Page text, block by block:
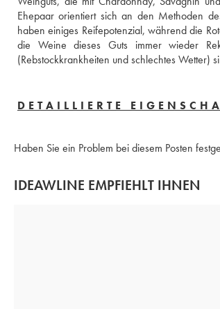
Ehepaar orientiert sich an den Methoden
haben einiges Reifepotenzial, während die
die Weine dieses Guts immer wieder
(Rebstockkrankheiten und schlechtes
DETAILLIERTE
Haben Sie ein Problem bei diesem Posten
IDEAWLINE EMPFIEHLT IHNEN